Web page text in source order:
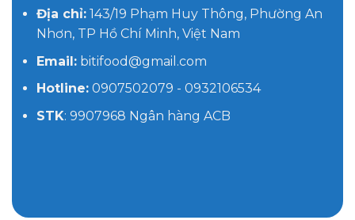
Địa chỉ:143/19 Phạm Huy Thông, Phường An
Nhơn, TP Hồ Chí Minh, Việt Nam
Email:bitifood@gmail.com
Hotline:0907502079 - 0932106534
STK: 9907968 Ngân hàng ACB